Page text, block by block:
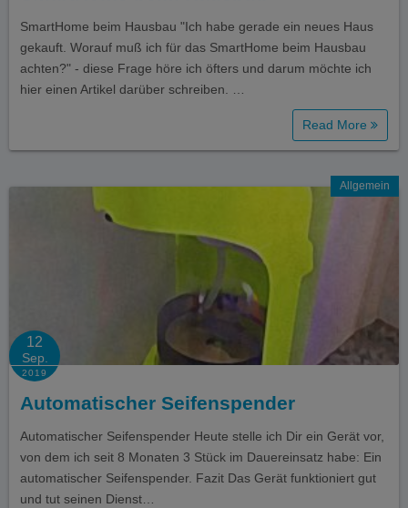
SmartHome beim Hausbau "Ich habe gerade ein neues Haus
gekauft. Worauf muß ich für das SmartHome beim Hausbau
achten?" - diese Frage höre ich öfters und darum möchte ich
hier einen Artikel darüber schreiben. …
Read More
Allgemein
12
Sep.
2019
Automatischer Seifenspender
Automatischer Seifenspender Heute stelle ich Dir ein Gerät vor,
von dem ich seit 8 Monaten 3 Stück im Dauereinsatz habe: Ein
automatischer Seifenspender. Fazit Das Gerät funktioniert gut
und tut seinen Dienst…